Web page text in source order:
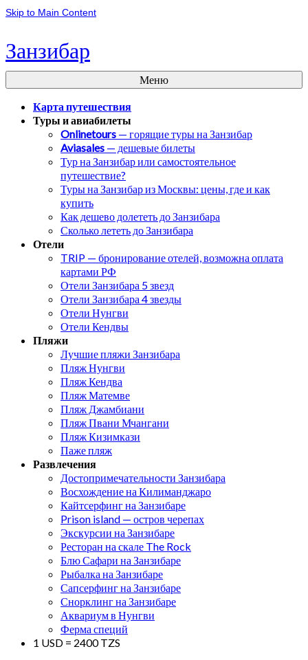
Skip to Main Content
Занзибар
Меню
Карта путешествия
Туры и авиабилеты
Onlinetours — горящие туры на Занзибар
Aviasales — дешевые билеты
Тур на Занзибар или самостоятельное
путешествие?
Туры на Занзибар из Москвы: цены, где и как
купить
Как дешево долететь до Занзибара
Сколько лететь до Занзибара
Отели
TRIP — бронирование отелей, возможна оплата
картами РФ
Отели Занзибара 5 звезд
Отели Занзибара 4 звезды
Отели Нунгви
Отели Кендвы
Пляжи
Лучшие пляжи Занзибара
Пляж Нунгви
Пляж Кендва
Пляж Матемве
Пляж Джамбиани
Пляж Пвани Мчангани
Пляж Кизимкази
Паже пляж
Развлечения
Достопримечательности Занзибара
Восхождение на Килиманджаро
Кайтсерфинг на Занзибаре
Prison island — остров черепах
Экскурсии на Занзибаре
Ресторан на скале The Rock
Блю Сафари на Занзибаре
Рыбалка на Занзибаре
Сапсерфинг на Занзибаре
Снорклинг на Занзибаре
Аквариум в Нунгви
Ферма специй
1 USD = 2400 TZS